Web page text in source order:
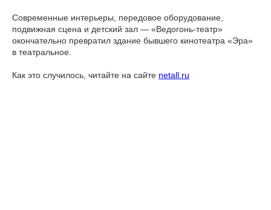
Современные интерьеры, передовое оборудование,
подвижная сцена и детский зал — «Ведогонь-театр»
окончательно превратил здание бывшего кинотеатра «Эра»
в театральное.
Как это случилось, читайте на сайте netall.ru